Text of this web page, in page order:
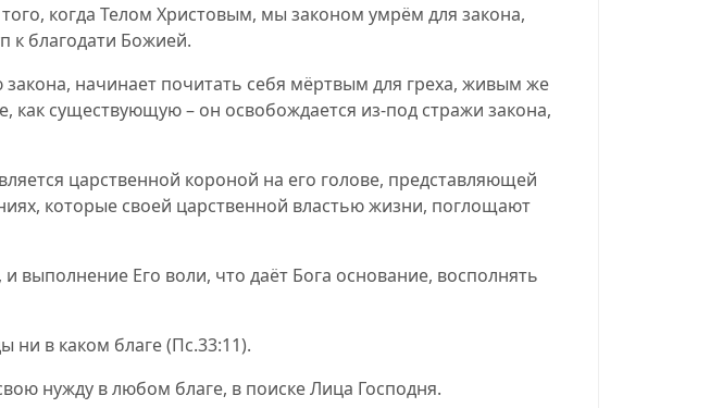
когда Телом Христовым, мы законом умрём для закона,
к благодати Божией.
начинает почитать себя мёртвым для греха, живым же
как существующую – он освобождается из-под стражи закона,
царственной короной на его голове, представляющей
которые своей царственной властью жизни, поглощают
выполнение Его воли, что даёт Бога основание, восполнять
ни в каком благе(Пс.33:11).
нужду в любом благе, в поиске Лица Господня.